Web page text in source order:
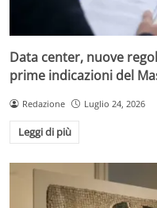
Data center, nuove
prime indicazioni del
Redazione Luglio 24, 2026
Leggi di più